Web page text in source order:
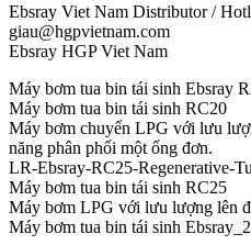
Ebsray Viet Nam Distributor /
giau@hgpvietnam.com
Ebsray HGP Viet Nam
Máy bơm tua bin tái sinh Ebsray
Máy bơm tua bin tái sinh RC20
Máy bơm chuyển LPG với lưu
năng phân phối một ống đơn.
LR-Ebsray-RC25-Regenerative-
Máy bơm tua bin tái sinh RC25
Máy bơm LPG với lưu lượng lên
Máy bơm tua bin tái sinh Ebsray_2